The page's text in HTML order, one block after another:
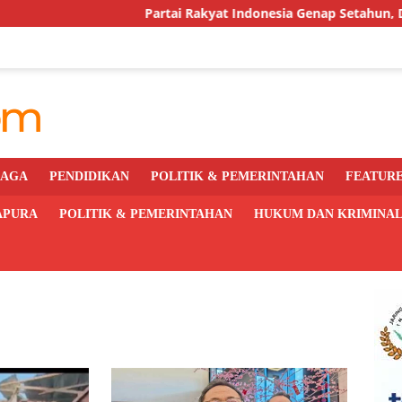
Partai Rakyat Indonesia Genap Setahun, DPC Kota
PENDIDIKAN POLITIK & PEMERINTAHAN
POLITIK & PEMERINTAHAN HUKUM DAN KRIMINAL